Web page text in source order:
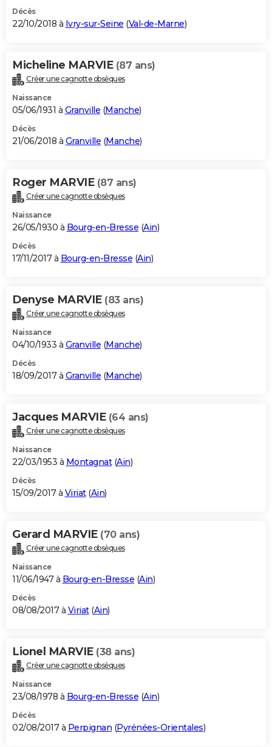
Décès
22/10/2018 à Ivry-sur-Seine (Val-de-Marne)
Micheline MARVIE (87 ans)
Créer une cagnotte obsèques
Naissance
05/06/1931 à Granville (Manche)
Décès
21/06/2018 à Granville (Manche)
Roger MARVIE (87 ans)
Créer une cagnotte obsèques
Naissance
26/05/1930 à Bourg-en-Bresse (Ain)
Décès
17/11/2017 à Bourg-en-Bresse (Ain)
Denyse MARVIE (83 ans)
Créer une cagnotte obsèques
Naissance
04/10/1933 à Granville (Manche)
Décès
18/09/2017 à Granville (Manche)
Jacques MARVIE (64 ans)
Créer une cagnotte obsèques
Naissance
22/03/1953 à Montagnat(Ain)
Décès
15/09/2017 à Viriat(Ain)
Gerard MARVIE (70 ans)
Créer une cagnotte obsèques
Naissance
11/06/1947 à Bourg-en-Bresse (Ain)
Décès
08/08/2017 à Viriat(Ain)
Lionel MARVIE (38 ans)
Créer une cagnotte obsèques
Naissance
23/08/1978 à Bourg-en-Bresse (Ain)
Décès
02/08/2017 à Perpignan (Pyrénées-Orientales)